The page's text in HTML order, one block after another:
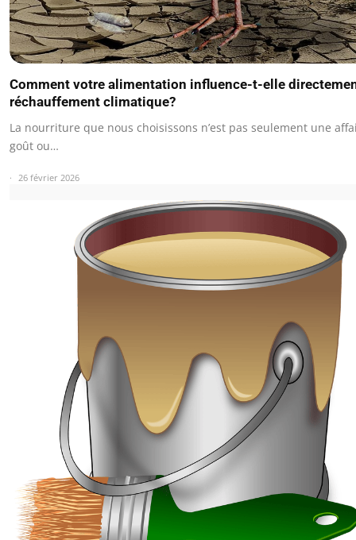
Comment votre alimentation influence-t-elle
réchauffement climatique?
La nourriture que nous choisissons n’est pas seulement une
goût ou…
26 février 2026